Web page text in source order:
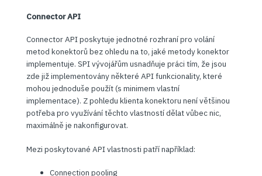
Connector API
Connector API poskytuje jednotné rozhraní pro volání
metod konektorů bez ohledu na to, jaké metody konektor
implementuje. SPI vývojářům usnadňuje práci tím, že jsou
zde již implementovány některé API funkcionality, které
mohou jednoduše použít (s minimem vlastní
implementace). Z pohledu klienta konektoru není většinou
potřeba pro využívání těchto vlastností dělat vůbec nic,
maximálně je nakonfigurovat.
Mezi poskytované API vlastnosti patří například:
Connection pooling